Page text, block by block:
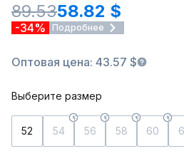
89.5358.82 $
-34% Подробнее
Оптовая цена: 43.57 $
Выберите размер
52 54 56 58 60